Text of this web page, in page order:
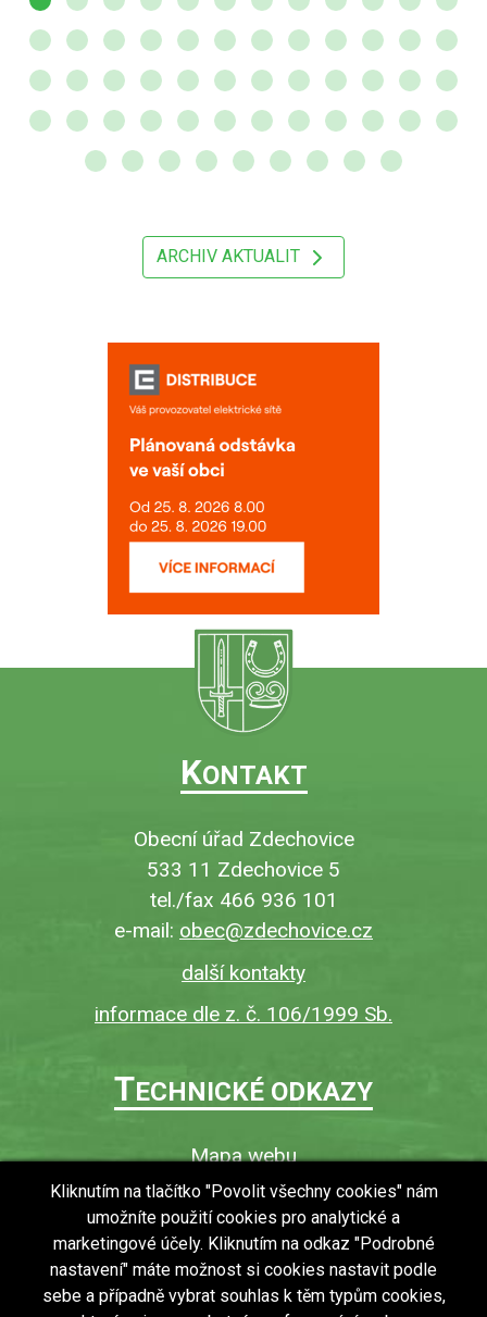
ARCHIV AKTUALIT
KONTAKT
Obecní úřad Zdechovice
533 11 Zdechovice 5
tel./fax 466 936 101
e-mail: obec@zdechovice.cz
další kontakty
informace dle z. č. 106/1999 Sb.
TECHNICKÉ ODKAZY
Mapa webu
O webu
Povinně zveřejňované informace
Ochrana osobních údajů (GDPR)
Vyhledávání
Kliknutím na tlačítko "Povolit všechny cookies" nám
umožníte použití cookies pro analytické a
marketingové účely. Kliknutím na odkaz "Podrobné
nastavení" máte možnost si cookies nastavit podle
sebe a případně vybrat souhlas k těm typům cookies,